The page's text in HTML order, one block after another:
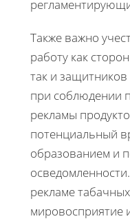
Также важно
работу как
так и
при соблюдении
рекламы
потенциальный
образованием и
рекламе
мировосприятие